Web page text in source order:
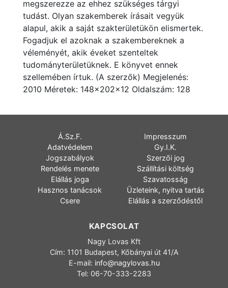
megszerezze az ehhez szükséges tárgyi
tudást. Olyan szakemberek írásait vegyük
alapul, akik a saját szakterületükön elismertek.
Fogadjuk el azoknak a szakembereknek a
véleményét, akik éveket szenteltek
tudományterületüknek. E könyvet ennek
szellemében írtuk. (A szerzők) Megjelenés:
2010 Méretek: 148x202x12 Oldalszám: 128
Á.Sz.F.
Impresszum
Adatvédelem
Gy.I.K.
Jogszabályok
Szerzői jog
Rendelés menete
Szállítási költség
Elállás joga
Szavatosság
Hasznos tanácsok
Üzleteink, nyitva tartás
Csere
Elállás a szerződéstől
KAPCSOLAT
Nagy Lovas Kft
Cím: 1101 Budapest, Kőbányai út 41/A
E-mail: info@nagylovas.hu
Tel: 06-70-333-2283